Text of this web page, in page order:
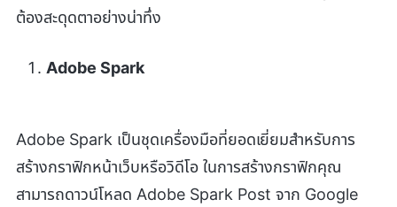
ต้องสะดุดตาอย่างน่าทึ่ง
Adobe Spark
Adobe Spark เป็นชุดเครื่องมือที่ยอดเยี่ยมสำหรับการ
สร้างกราฟิกหน้าเว็บหรือวิดีโอ ในการสร้างกราฟิกคุณ
สามารถดาวน์โหลด Adobe Spark Post จาก Google